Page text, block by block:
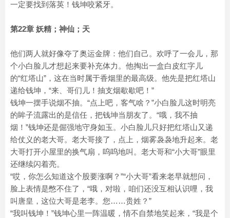
一定要找到落英！钱坤咬紧牙。
第22章 妖精；神仙；天
他们两人就好像夺了奥运金牌：他们自己。欢呼了一会儿，那
个小白脸儿才想起来要补充体力。他掏出一盒白皮红字儿
的“红塔山”，这在当时属于香烟里的最高级。他先是把红塔山
递给钱坤，“来、哥们儿！抽支烟歇歇吧！”
钱坤一摆手说烟不抽。“点上吧，客气啥？”小白脸儿这时明亮
的眸子流露出的是信任，把钱坤当朋友了。“哦，我不抽
烟！”钱坤还是倔强地守身如玉。小白脸儿只好把红塔山又递
给仗义的老大哥。老大哥接了，点上，烟雾袅袅地升起来。老
大哥打开小屋里的换气扇，呜呜地叫。老大哥和“小大哥”眼里
还继续闪着亮。
“哎，你怎么知道这个股要涨啊？”“小大哥”看来老早就想问，
脸上表情是憋不住了，“哦，对啦，咱们还没互相认识哩，我
叫唐皇，这位大哥是老李。您……贵姓？”
“我叫钱坤！”钱坤心里一阵温暖，情不自禁地笑起来，“我是个